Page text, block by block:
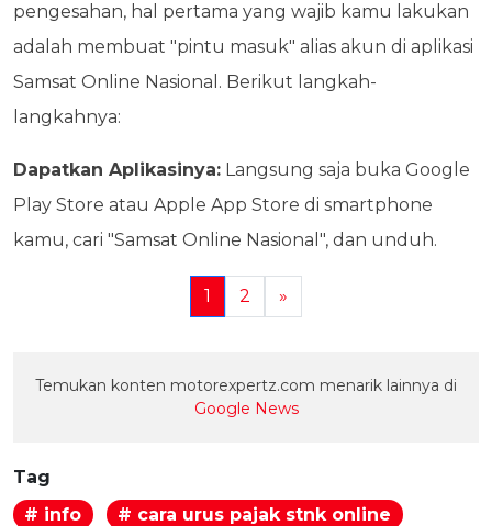
pengesahan, hal pertama yang wajib kamu lakukan
adalah membuat "pintu masuk" alias akun di aplikasi
Samsat Online Nasional. Berikut langkah-
langkahnya:
Dapatkan Aplikasinya: Langsung saja buka Google
Play Store atau Apple App Store di smartphone
kamu, cari "Samsat Online Nasional", dan unduh.
1 2 »
Temukan konten motorexpertz.com menarik lainnya di
Google News
Tag
# info
# cara urus pajak stnk online